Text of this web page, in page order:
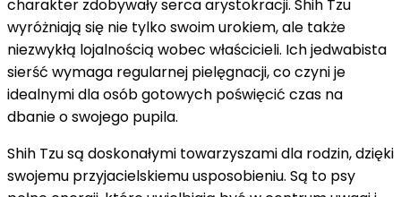
charakter zdobywały serca arystokracji. Shih Tzu
wyróżniają się nie tylko swoim urokiem, ale także
niezwykłą lojalnością wobec właścicieli. Ich jedwabista
sierść wymaga regularnej pielęgnacji, co czyni je
idealnymi dla osób gotowych poświęcić czas na
dbanie o swojego pupila.
Shih Tzu są doskonałymi towarzyszami dla rodzin, dzięki
swojemu przyjacielskiemu usposobieniu. Są to psy